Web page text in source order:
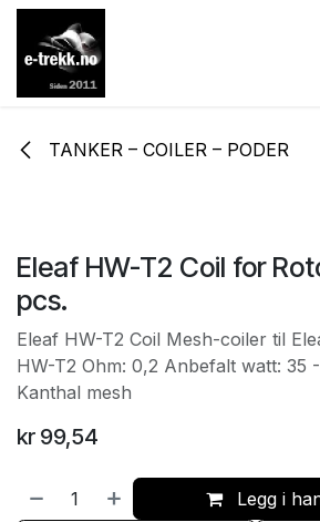
Skip to Content
TANKER – COILER – PODER
Eleaf HW-T2 Coil for
pcs.
Eleaf HW-T2 Coil Mesh-coiler til
HW-T2 Ohm: 0,2 Anbefalt watt: 35
Kanthal mesh
kr 99,54
Legg i